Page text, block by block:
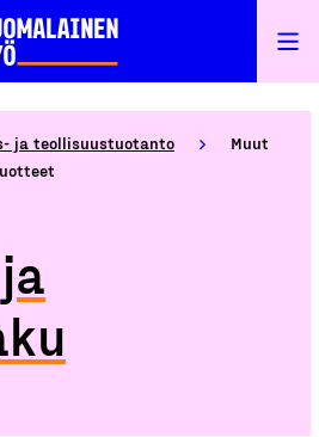
ja teollisuustuotanto
Muut